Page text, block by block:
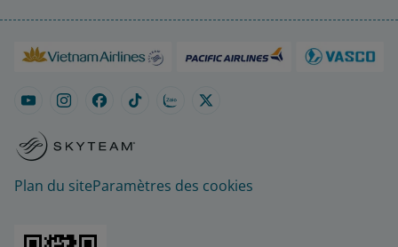
Plan du siteParamètres des cookies